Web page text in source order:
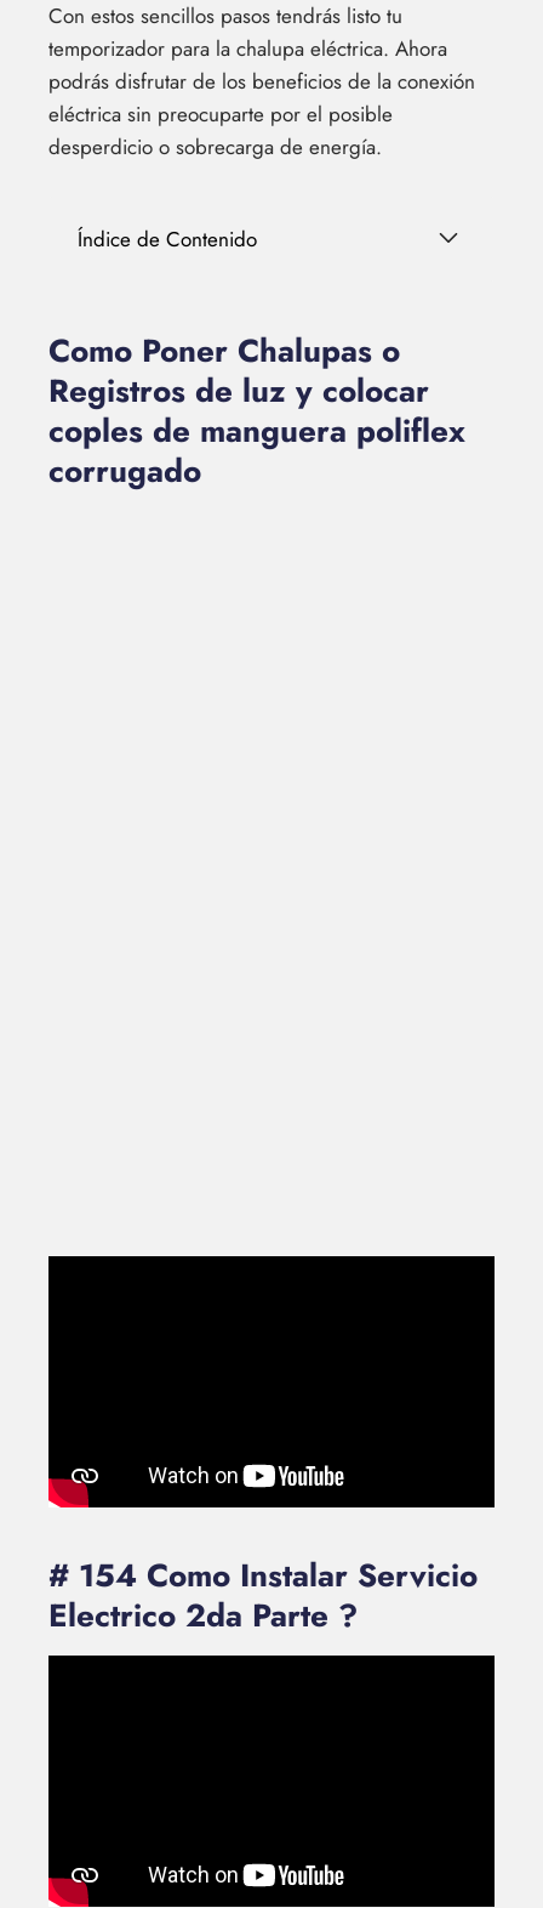
Con estos sencillos pasos tendrás listo tu
temporizador para la chalupa eléctrica. Ahora
podrás disfrutar de los beneficios de la conexión
eléctrica sin preocuparte por el posible
desperdicio o sobrecarga de energía.
Índice de Contenido
Como Poner Chalupas o
Registros de luz y colocar
coples de manguera poliflex
corrugado
# 154 Como Instalar Servicio
Electrico 2da Parte ?